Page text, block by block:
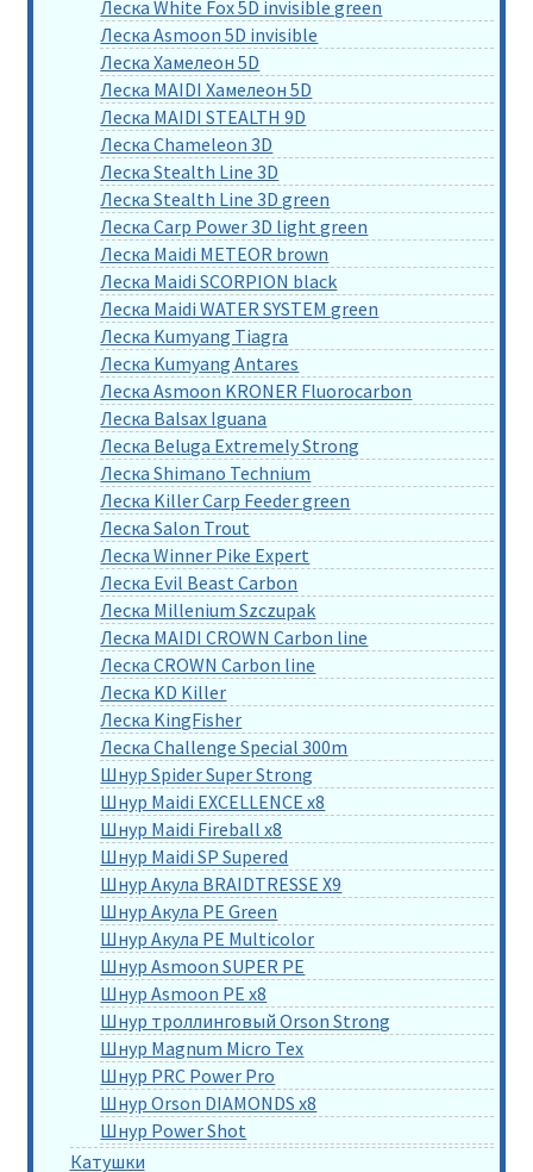
Леска White Fox 5D invisible green
Леска Asmoon 5D invisible
Леска Хамелеон 5D
Леска MAIDI Хамелеон 5D
Леска MAIDI STEALTH 9D
Леска Chameleon 3D
Леска Stealth Line 3D
Леска Stealth Line 3D green
Леска Carp Power 3D light green
Леска Maidi METEOR brown
Леска Maidi SCORPION black
Леска Maidi WATER SYSTEM green
Леска Kumyang Tiagra
Леска Kumyang Antares
Леска Asmoon KRONER Fluorocarbon
Леска Balsax Iguana
Леска Beluga Extremely Strong
Леска Shimano Technium
Леска Killer Carp Feeder green
Леска Salon Trout
Леска Winner Pike Expert
Леска Evil Beast Carbon
Леска Millenium Szczupak
Леска MAIDI CROWN Carbon line
Леска CROWN Carbon line
Леска KD Killer
Леска KingFisher
Леска Challenge Special 300m
Шнур Spider Super Strong
Шнур Maidi EXCELLENCE x8
Шнур Maidi Fireball x8
Шнур Maidi SP Supered
Шнур Акула BRAIDTRESSE X9
Шнур Акула PE Green
Шнур Акула PE Multicolor
Шнур Asmoon SUPER PE
Шнур Asmoon PE x8
Шнур троллинговый Orson Strong
Шнур Magnum Micro Tex
Шнур PRC Power Pro
Шнур Orson DIAMONDS x8
Шнур Power Shot
Катушки